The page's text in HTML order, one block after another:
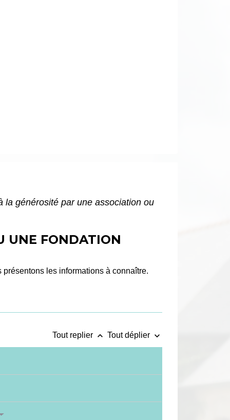
la générosité par une association ou
UNE FONDATION
les informations à connaître.
Tout replier keyboard_arrow_up Tout déplier keyboard_arrow_down